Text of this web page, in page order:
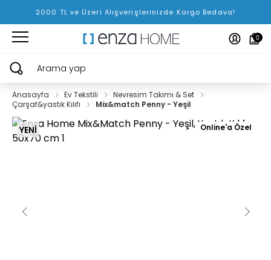
2000 TL ve Üzeri Alışverişlerinizde Kargo Bedava!
0
Arama yap
Anasayfa Ev Tekstili
Nevresim Takımı & Set
Çarşaf&yastık Kılıfı
Mix&match Penny - Yeşil
YENİ Online'a Özel